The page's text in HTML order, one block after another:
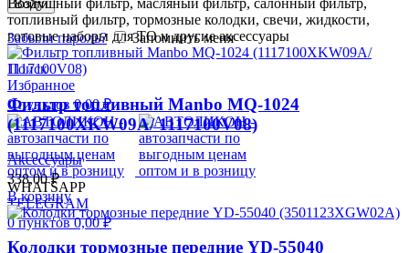
Войти
Забыли пароль?
Запомнить меня
Поиск
Избранное
0пунктов 0,00₽
WHATSAPP
TELEGRAM
0пунктов 0,00₽
Воздушный фильтр, масляный фильтр, салонный фильтр,
топливный фильтр, тормозные колодки, свечи, жидкости,
готовые наборы для ТО и другие аксессуары
Фильтр топливный Manbo MQ-1024
(1117100XKW09A/ 1117100V08)
Аксессуары
338,00₽
В корзину
Колодки тормозные передние YD-55040